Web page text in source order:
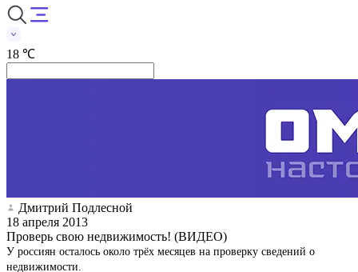
18 ℃
Дмитрий Подлесной
18 апреля 2013
Проверь свою недвижимость! (ВИДЕО)
У россиян осталось около трёх месяцев на проверку сведений о
недвижимости.